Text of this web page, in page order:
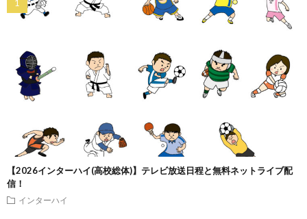
【2026インターハイ(高校総体)】テレビ放送日程と無料ネットライブ配
信！
インターハイ